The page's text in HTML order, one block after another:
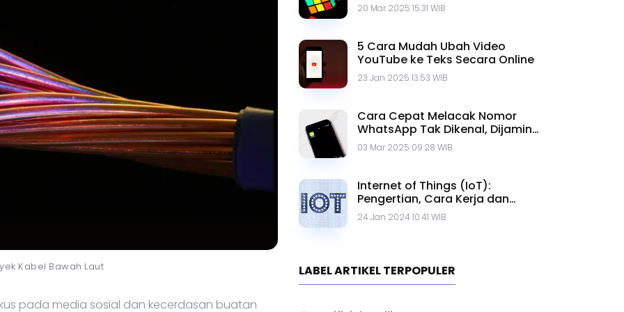
Kabel Bawah Laut
pada media sosial dan kecerdasan buatan
20 Mar 2025 15.31 WIB
5 Cara Mudah Ubah Video
YouTube ke Teks Secara Online
23 Jan 2025 13.53 WIB
Cara Cepat Melacak Nomor
WhatsApp Tak Dikenal, Dijamin
Ampuh!
03 Mar 2025 09.28 WIB
Internet of Things (IoT):
Pengertian, Cara Kerja dan
Contohnya
24 Jan 2024 10.41 WIB
LABEL ARTIKEL TERPOPULER